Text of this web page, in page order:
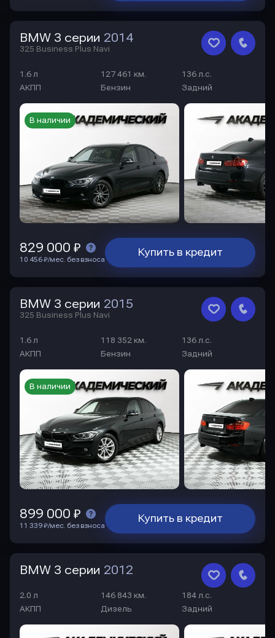
BMW 3 серии 2014
325 Business Plus Navi
1.6 л 127 461 км.
136 л.с.
АКПП
Бензин Задний
В наличии
Купить в кредит
829 000 ₽
10 456 ₽/мес. без взноса
BMW 3 серии 2015
325 Business Plus Navi
1.6 л 118 352 км.
136 л.с.
АКПП
Бензин Задний
В наличии
Купить в кредит
899 000 ₽
11 339 ₽/мес. без взноса
BMW 3 серии 2012
2.0 л 146 843 км.
184 л.с.
АКПП
Дизель Задний